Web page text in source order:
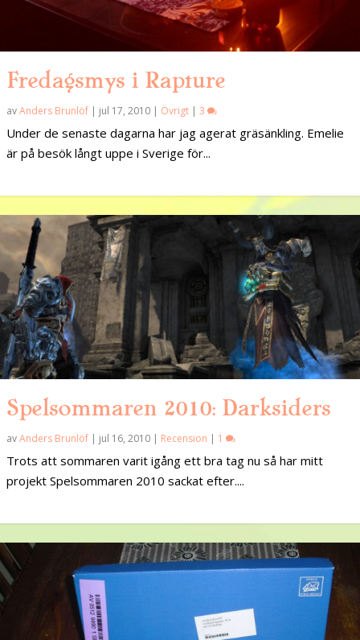
Fredagsmys i Rapture
avAnders Brunlöf | jul 17, 2010 | Övrigt | 3
Under de senaste dagarna har jag agerat gräsänkling. Emelie
är på besök långt uppe i Sverige för...
Spelsommaren 2010: Darksiders
avAnders Brunlöf | jul 16, 2010 | Recension | 1
Trots att sommaren varit igång ett bra tag nu så har mitt
projekt Spelsommaren 2010 sackat efter....